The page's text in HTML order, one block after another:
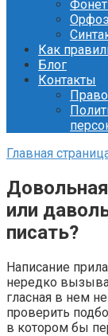
Как
Блог
Контакты
Главная
или
писать?
Написание
нередко
гласная в нем
проверить
в котором бы